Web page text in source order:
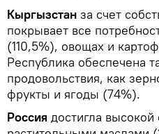
Кыргызстан за счет
покрывает все
(110,5%), овощах и
Республика обеспечена
продовольствия, как
фрукты и ягоды (74%).
Россия достигла